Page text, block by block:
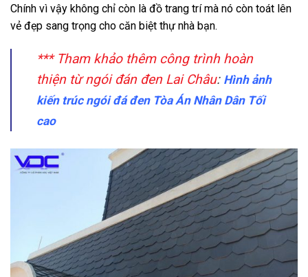
Chính vì vậy không chỉ còn là đồ trang trí mà nó còn toát lên
vẻ đẹp sang trọng cho căn biệt thự nhà bạn.
*** Tham khảo thêm công trình hoàn
thiện từ ngói đán đen Lai Châu: Hình ảnh
kiến trúc ngói đá đen Tòa Án Nhân Dân Tối
cao